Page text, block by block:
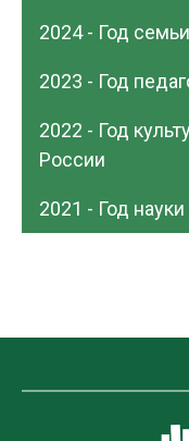
2024 - Год семьи
2023 - Год
2022 - Год
России
2021 - Год